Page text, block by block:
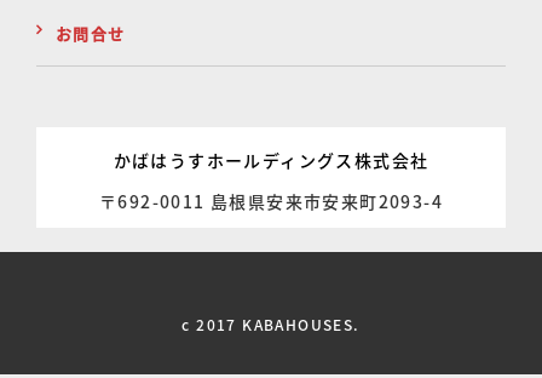
お問合せ
かばはうすホールディングス株式会社
〒692-0011 島根県安来市安来町2093-4
c 2017 KABAHOUSES.